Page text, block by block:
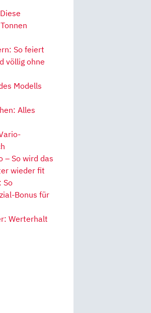
So feiert
völlig ohne
Modells
Alles
– So wird das
wieder fit
So
Bonus für
Werterhalt